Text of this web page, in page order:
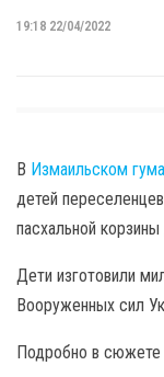
19:18 22/04/2022
В Измаильском
детей
пасхальной
Дети изготовили
Вооруженных сил
Подробно в сюжете